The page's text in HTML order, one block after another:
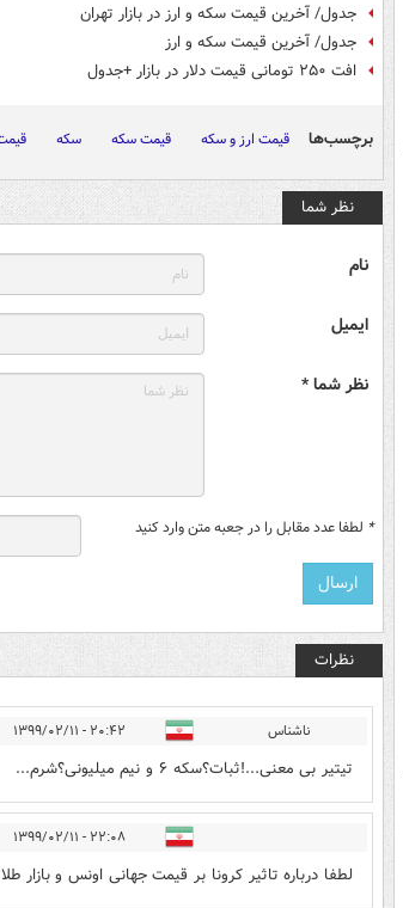
جدول/ آخرین قیمت سکه و ارز در بازار تهران
جدول/ آخرین قیمت سکه و ارز
افت ۲۵۰ تومانی قیمت دلار در بازار +جدول
برچسب‌ها قیمت ارز و سکه قیمت سکه سکه
نظر شما
نام
ایمیل
نظر شما *
* لطفا عدد مقابل را در جعبه متن وارد کنید
نظرات
ناشناس ۲۰:۴۲ - ۱۳۹۹/۰۲/۱۱
تیتیر بی معنی...!ثبات؟سکه ۶ و نیم میلیونی؟شرم...
۲۲:۰۸ - ۱۳۹۹/۰۲/۱۱
لطفا درباره تاثیر کرونا بر قیمت جهانی اونس و بازار